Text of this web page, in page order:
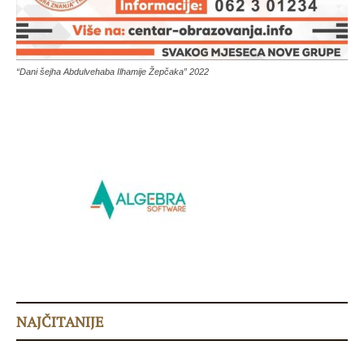
“Dani šejha Abdulvehaba Ilhamije Žepčaka” 2022
NAJČITANIJE